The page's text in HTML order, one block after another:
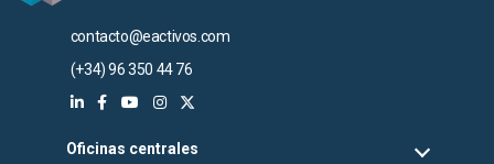
contacto@eactivos.com
(+34) 96 350 44 76
Oficinas centrales